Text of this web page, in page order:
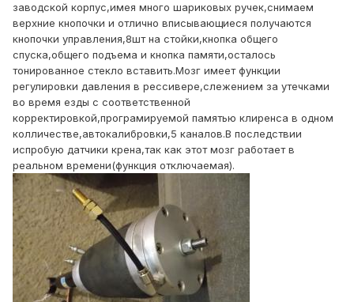
заводской корпус,имея много шариковых ручек,снимаем
верхние кнопочки и отлично вписывающиеся получаются
кнопочки управления,8шт на стойки,кнопка общего
спуска,общего подъема и кнопка памяти,осталось
тонированное стекло вставить.Мозг имеет функции
регулировки давления в рессивере,слежением за утечками
во время езды с соответственной
корректировкой,програмируемой памятью клиренса в одном
колличестве,автокалибровки,5 каналов.В последствии
испробую датчики крена,так как этот мозг работает в
реальном времени(функция отключаемая).